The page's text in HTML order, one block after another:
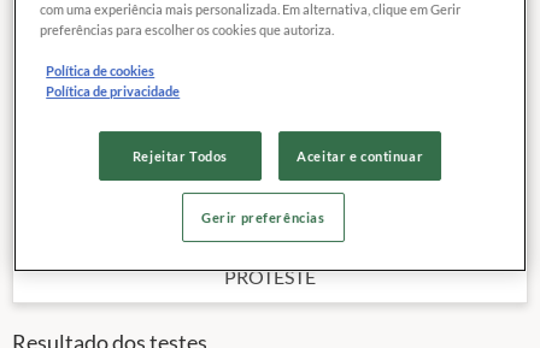
Data da publicação:02 / 2021
Tamanho da tela:
Memória interna declarada:
Não
Outras características
Preço de referência
R$1.999,00
PROTESTE
Resultado dos testes
com uma experiência mais personalizada. Em alternativa, clique em Gerir
preferências para escolher os cookies que autoriza.
Política de cookies
Política de privacidade
Rejeitar Todos Aceitar e continuar
Gerir preferências